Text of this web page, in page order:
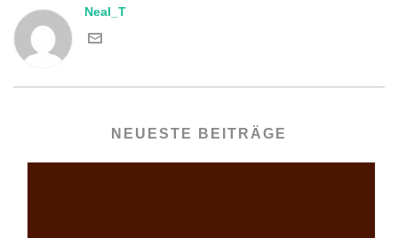
Neal_T
NEUESTE BEITRÄGE